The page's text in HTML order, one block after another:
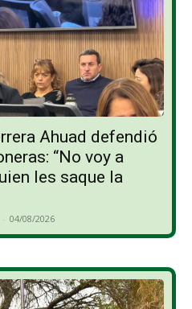
Ahuad defendió
“No voy a
les saque la
- 04/08/2026